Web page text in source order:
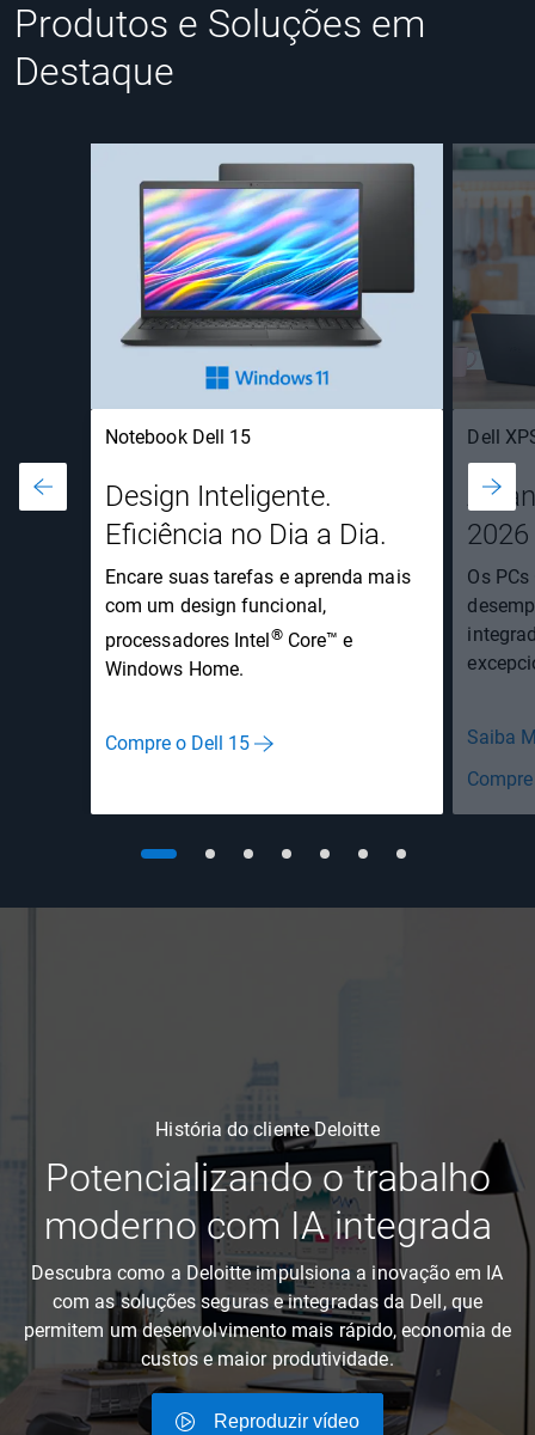
Produtos e Soluções em
Destaque
Notebook Dell 15
Design Inteligente.
Eficiência no Dia a Dia.
Encare suas tarefas e aprenda mais
com um design funcional,
processadores Intel ®Core™ e
Windows Home.
Compre o Dell 15
Dell
2026
Os
Saiba
História do cliente Deloitte
Potencializando o trabalho
moderno com IA integrada
Descubra como a Deloitte impulsiona a inovação em IA
com as soluções seguras e integradas da Dell, que
permitem um desenvolvimento mais rápido, economia de
custos e maior produtividade.
Reproduzir vídeo